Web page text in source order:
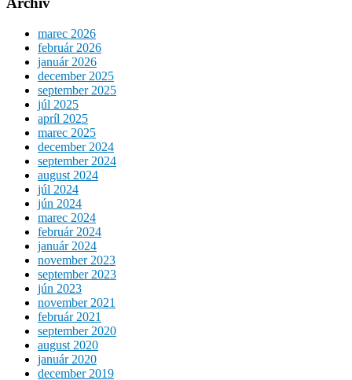
marec 2026
február 2026
január 2026
december 2025
september 2025
júl 2025
apríl 2025
marec 2025
december 2024
september 2024
august 2024
júl 2024
jún 2024
marec 2024
február 2024
január 2024
november 2023
september 2023
jún 2023
november 2021
február 2021
september 2020
august 2020
január 2020
december 2019